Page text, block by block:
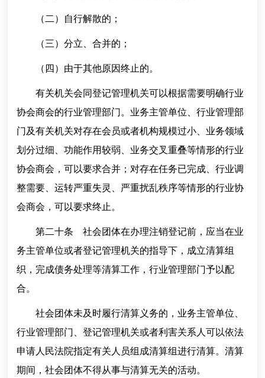
（二）自行解散的；
（三）分立、合并的；
（四）由于其他原因终止的。
有关机关会同登记管理机关可以根据需要明确行业
协会商会的行业管理部门。业务主管单位、行业管理部
门及有关机关对存在会员或者机构规模过小、业务领域
划分过细、功能作用较弱、业务交叉重叠等情形的行业
协会商会，可以要求合并；对存在任务已完成、行业调
整需要、运转严重失灵、严重扰乱秩序等情形的行业协
会商会，可以要求终止。
第二十条 社会团体在办理注销登记前，应当在业
务主管单位或者登记管理机关的指导下，成立清算组
织，完成债务处理等清算工作，行业管理部门予以配
合。
社会团体未及时履行清算义务的，业务主管单位、
行业管理部门、登记管理机关或者利害关系人可以依法
申请人民法院指定有关人员组成清算组进行清算。清算
期间，社会团体不得从事与清算无关的活动。